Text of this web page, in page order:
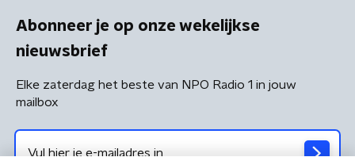
Abonneer je op onze wekelijkse
nieuwsbrief
Elke zaterdag het beste van NPO Radio 1 in jouw
mailbox